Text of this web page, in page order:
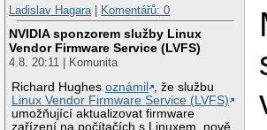
Ladislav Hagara| Komentářů: 0
NVIDIA sponzorem služby Linux
Vendor Firmware Service (LVFS)
4.8. 20:11 | Komunita
Richard Hughesoznámil
, že službu
Linux Vendor Firmware Service (LVFS)
umožňující aktualizovat firmware
zařízení na počítačích s Linuxem, nově